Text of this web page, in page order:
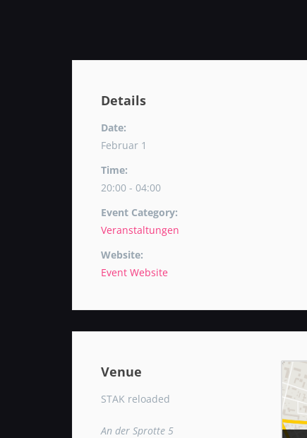
Details
Date:
Februar 1
Time:
20:00 - 04:00
Event Category:
Veranstaltungen
Website:
Event Website
Venue
STAK reloaded
An der Sprotte 5